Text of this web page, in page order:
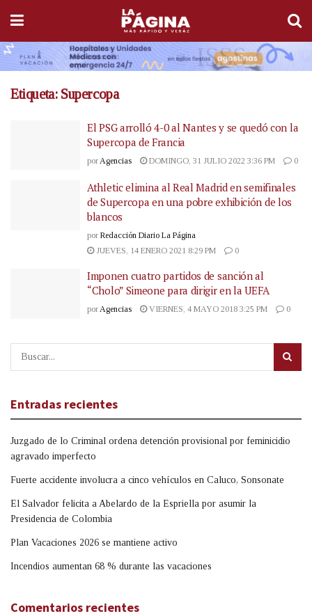
Etiqueta: Supercopa
El PSG arrolló 4-0 al Nantes y se quedó con la
Supercopa de Francia
por Agencias DOMINGO, 31 JULIO 2022 3:36 PM 0
Athletic elimina al Real Madrid en semifinales
de Supercopa en una pobre exhibición de los
blancos
por Redacción Diario La Página
JUEVES, 14 ENERO 2021 8:29 PM
0
Imponen cuatro partidos de sanción al
“Cholo” Simeone para dirigir en la UEFA
porAgencias VIERNES, 4 MAYO 2018 3:25 PM 0
Entradas recientes
Juzgado de lo Criminal ordena detención provisional por feminicidio
agravado imperfecto
Fuerte accidente involucra a cinco vehículos en Caluco, Sonsonate
El Salvador felicita a Abelardo de la Espriella por asumir la
Presidencia de Colombia
Plan Vacaciones 2026 se mantiene activo
Incendios aumentan 68 % durante las vacaciones
Comentarios recientes